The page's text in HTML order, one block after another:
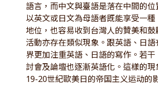
語言，而中文與臺語是落在中間的
以英文或日文為母語者既能享受一種
地位，也容易收到台灣人的贊美和鼓
活動亦存在類似現象。跟英語、日語
界更加注重英語、日語的寫作。若
討會及論壇也逐漸英語化。這樣的現
19-20世紀歐美日的帝国主义运动的